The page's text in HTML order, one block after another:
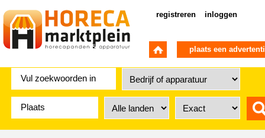
registreren inloggen
plaats een